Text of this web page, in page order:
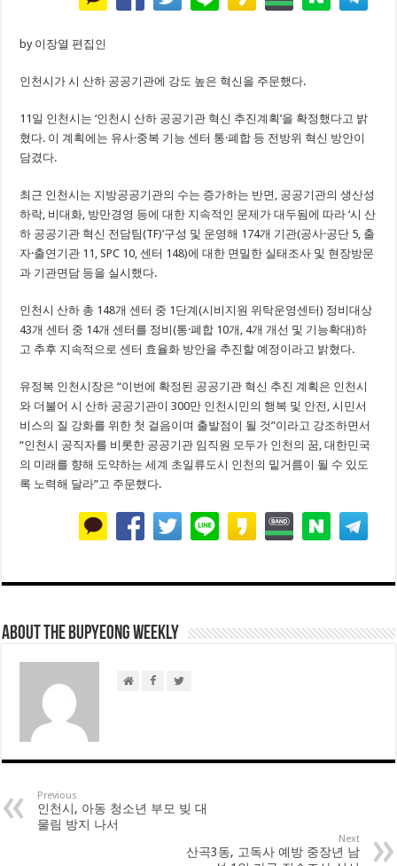
by 이장열 편집인
인천시가 시 산하 공공기관에 강도 높은 혁신을 주문했다.
11일 인천시는 ‘인천시 산하 공공기관 혁신 추진계획’을 확정했다고 밝
혔다. 이 계획에는 유사·중복 기능 센터 통·폐합 등 전방위 혁신 방안이
담겼다.
최근 인천시는 지방공공기관의 수는 증가하는 반면, 공공기관의 생산성
하락, 비대화, 방만경영 등에 대한 지속적인 문제가 대두됨에 따라 ‘시 산
하 공공기관 혁신 전담팀(TF)’구성 및 운영해 174개 기관(공사·공단 5, 출
자·출연기관 11, SPC 10, 센터 148)에 대한 면밀한 실태조사 및 현장방문
과 기관면담 등을 실시했다.
인천시 산하 총 148개 센터 중 1단계(시비지원 위탁운영센터) 정비대상
43개 센터 중 14개 센터를 정비(통·폐합 10개, 4개 개선 및 기능확대)하
고 추후 지속적으로 센터 효율화 방안을 추진할 예정이라고 밝혔다.
유정복 인천시장은 “이번에 확정된 공공기관 혁신 추진 계획은 인천시
와 더불어 시 산하 공공기관이 300만 인천시민의 행복 및 안전, 시민서
비스의 질 강화를 위한 첫 걸음이며 출발점이 될 것”이라고 강조하면서
“인천시 공직자를 비롯한 공공기관 임직원 모두가 인천의 꿈, 대한민국
의 미래를 향해 도약하는 세계 초일류도시 인천의 밑거름이 될 수 있도
록 노력해 달라”고 주문했다.
About THE BUPYEONG WEEKLY
Previous
인천시, 아동 청소년 부모 빚 대
물림 방지 나서
Next
산곡3동, 고독사 예방 중장년 남